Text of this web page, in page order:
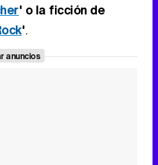
' o la ficción de
'.
anuncios